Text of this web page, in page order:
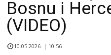
Bosnu i
(VIDEO)
10.05.2026. | 10:56